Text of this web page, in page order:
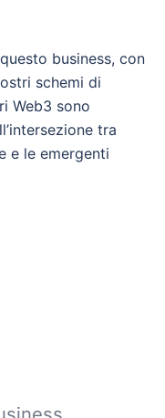
business, con
schemi di
Web3 sono
tra
e le emergenti